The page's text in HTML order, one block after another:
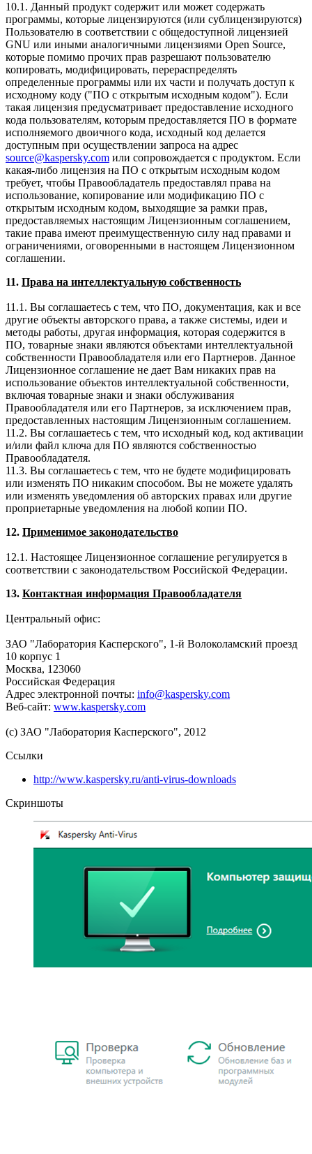
10.1. Данный продукт содержит или может содержать
программы, которые лицензируются (или сублицензируются)
Пользователю в соответствии с общедоступной лицензией
GNU или иными аналогичными лицензиями Open Source,
которые помимо прочих прав разрешают пользователю
копировать, модифицировать, перераспределять
определенные программы или их части и получать доступ к
исходному коду ("ПО с открытым исходным кодом"). Если
такая лицензия предусматривает предоставление исходного
кода пользователям, которым предоставляется ПО в формате
исполняемого двоичного кода, исходный код делается
доступным при осуществлении запроса на адрес
source@kaspersky.com или сопровождается с продуктом. Если
какая-либо лицензия на ПО с открытым исходным кодом
требует, чтобы Правообладатель предоставлял права на
использование, копирование или модификацию ПО с
открытым исходным кодом, выходящие за рамки прав,
предоставляемых настоящим Лицензионным соглашением,
такие права имеют преимущественную силу над правами и
ограничениями, оговоренными в настоящем Лицензионном
соглашении.
11. Права на интеллектуальную собственность
11.1. Вы соглашаетесь с тем, что ПО, документация, как и все
другие объекты авторского права, а также системы, идеи и
методы работы, другая информация, которая содержится в
ПО, товарные знаки являются объектами интеллектуальной
собственности Правообладателя или его Партнеров. Данное
Лицензионное соглашение не дает Вам никаких прав на
использование объектов интеллектуальной собственности,
включая товарные знаки и знаки обслуживания
Правообладателя или его Партнеров, за исключением прав,
предоставленных настоящим Лицензионным соглашением.
11.2. Вы соглашаетесь с тем, что исходный код, код активации
и/или файл ключа для ПО являются собственностью
Правообладателя.
11.3. Вы соглашаетесь с тем, что не будете модифицировать
или изменять ПО никаким способом. Вы не можете удалять
или изменять уведомления об авторских правах или другие
проприетарные уведомления на любой копии ПО.
12. Применимое законодательство
12.1. Настоящее Лицензионное соглашение регулируется в
соответствии с законодательством Российской Федерации.
13. Контактная информация Правообладателя
Центральный офис:
ЗАО "Лаборатория Касперского", 1-й Волоколамский проезд
10 корпус 1
Москва, 123060
Российская Федерация
Адрес электронной почты: info@kaspersky.com
Веб-сайт: www.kaspersky.com
(c) ЗАО "Лаборатория Касперского", 2012
Ссылки
http://www.kaspersky.ru/anti-virus-downloads
Скриншоты